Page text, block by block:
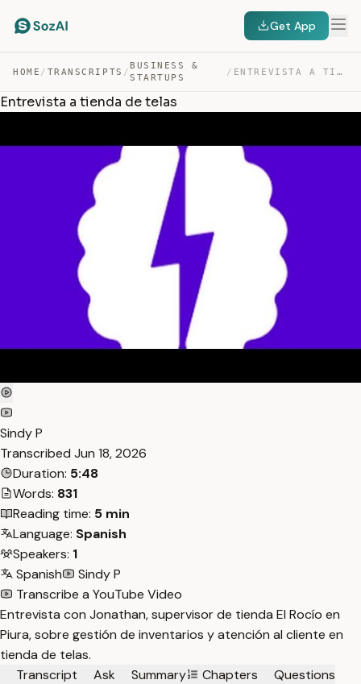
Get App
HOME / TRANSCRIPTS /
BUSINESS &
STARTUPS
/ ENTREVISTA A TIENDA DE TELAS — TRANSCRIPT
Entrevista a tienda de telas
Sindy P
Transcribed Jun 18, 2026
Duration: 5:48
Words: 831
Reading time: 5 min
Language: Spanish
Speakers: 1
Spanish
Sindy P
Transcribe a YouTube Video
Entrevista con Jonathan, supervisor de tienda El Rocío en
Piura, sobre gestión de inventarios y atención al cliente en
tienda de telas.
Transcript
Ask Summary Chapters
Questions